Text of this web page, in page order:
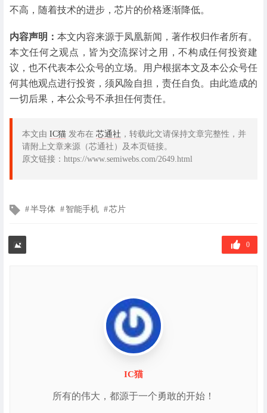
不高，随着技术的进步，芯片的价格逐渐降低。
内容声明： 本文内容来源于凤凰新闻，著作权归作者所有。
本文任何之观点，皆为交流探讨之用，不构成任何投资建
议，也不代表本公众号的立场。用户根据本文及本公众号任
何其他观点进行投资，须风险自担，责任自负。由此造成的
一切后果，本公众号不承担任何责任。
本文由 IC猫 发布在 芯通社 ，转载此文请保持文章完整性，并
请附上文章来源（芯通社）及本页链接。
原文链接：https://www.semiwebs.com/2649.html
文
签
半导体 智能手机 芯片
0
IC猫
所有的伟大，都源于一个勇敢的开始！